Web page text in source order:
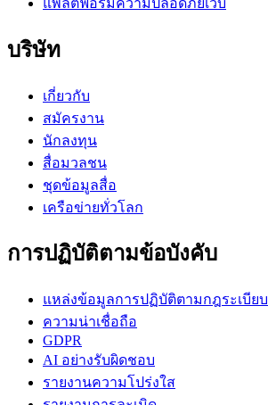
บริษัท
เกี่ยวกับ
สมัครงาน
นักลงทุน
สื่อมวลชน
ชุดข้อมูลสื่อ
เครือข่ายทั่วโลก
การปฏิบัติตามข้อบังคับ
แหล่งข้อมูลการปฏิบัติตามกฎระเบียบ
ความน่าเชื่อถือ
GDPR
AI อย่างรับผิดชอบ
รายงานความโปร่งใส